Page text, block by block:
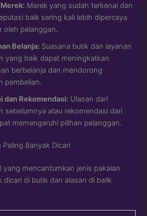
Merek yang sudah terkenal dan
baik sering kali lebih dipercaya
oleh pelanggan.
Belanja: Suasana butik dan layanan
yang baik dapat meningkatkan
berbelanja dan mendorong
pembelian.
dan Rekomendasi: Ulasan dari
sebelumnya atau rekomendasi dari
memengaruhi pilihan pelanggan.
Banyak Dicari
yang mencantumkan jenis pakaian
dicari di butik dan alasan di balik